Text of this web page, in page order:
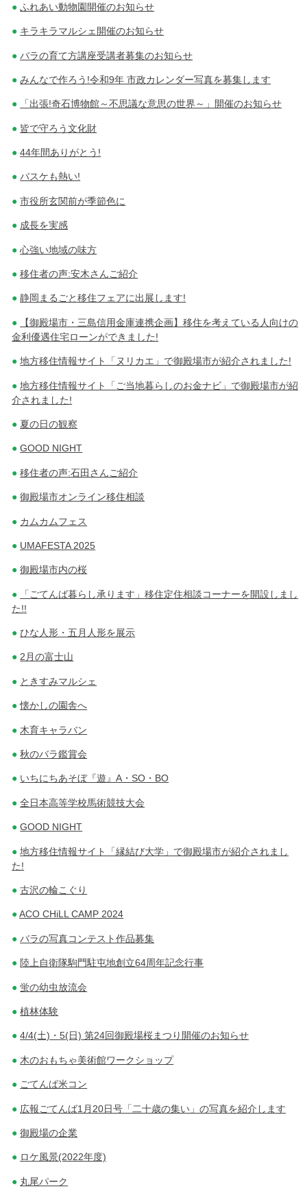
ふれあい動物園開催のお知らせ
キラキラマルシェ開催のお知らせ
バラの育て方講座受講者募集のお知らせ
みんなで作ろう!令和9年 市政カレンダー写真を募集します
「出張!奇石博物館～不思議な意思の世界～」開催のお知らせ
皆で守ろう文化財
44年間ありがとう!
バスケも熱い!
市役所玄関前が季節色に
成長を実感
心強い地域の味方
移住者の声:安木さんご紹介
静岡まるごと移住フェアに出展します!
【御殿場市・三島信用金庫連携企画】移住を考えている人向けの
金利優遇住宅ローンができました!
地方移住情報サイト「ヌリカエ」で御殿場市が紹介されました!
地方移住情報サイト「ご当地暮らしのお金ナビ」で御殿場市が紹
介されました!
夏の日の観察
GOOD NIGHT
移住者の声:石田さんご紹介
御殿場市オンライン移住相談
カムカムフェス
UMAFESTA 2025
御殿場市内の桜
「ごてんば暮らし承ります」移住定住相談コーナーを開設しまし
た!!
ひな人形・五月人形を展示
2月の富士山
ときすみマルシェ
懐かしの園舎へ
木育キャラバン
秋のバラ鑑賞会
いちにちあそぼ『遊』A・SO・BO
全日本高等学校馬術競技大会
GOOD NIGHT
地方移住情報サイト「縁結び大学」で御殿場市が紹介されまし
た!
古沢の輪こぐり
ACO CHiLL CAMP 2024
バラの写真コンテスト作品募集
陸上自衛隊駒門駐屯地創立64周年記念行事
蛍の幼虫放流会
植林体験
4/4(土)・5(日) 第24回御殿場桜まつり開催のお知らせ
木のおもちゃ美術館ワークショップ
ごてんば米コン
広報ごてんば1月20日号「二十歳の集い」の写真を紹介します
御殿場の企業
ロケ風景(2022年度)
丸尾パーク